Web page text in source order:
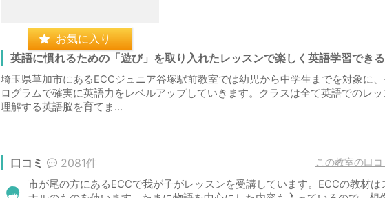
お気に入り
英語に慣れるための「遊び」を取り入れたレッスンで楽しく英語学習でき
埼玉県草加市にあるECCジュニア谷塚駅前教室では幼児から中学生までを対象に
ログラムで確実に英語力をレベルアップしていきます。クラスは全て英語でのレ
理解する英語脳を育てま...
この教室の口
口コミ 2081件
市が尾の方にあるECCで我が子がレッスンを受講しています。ECCの教材は